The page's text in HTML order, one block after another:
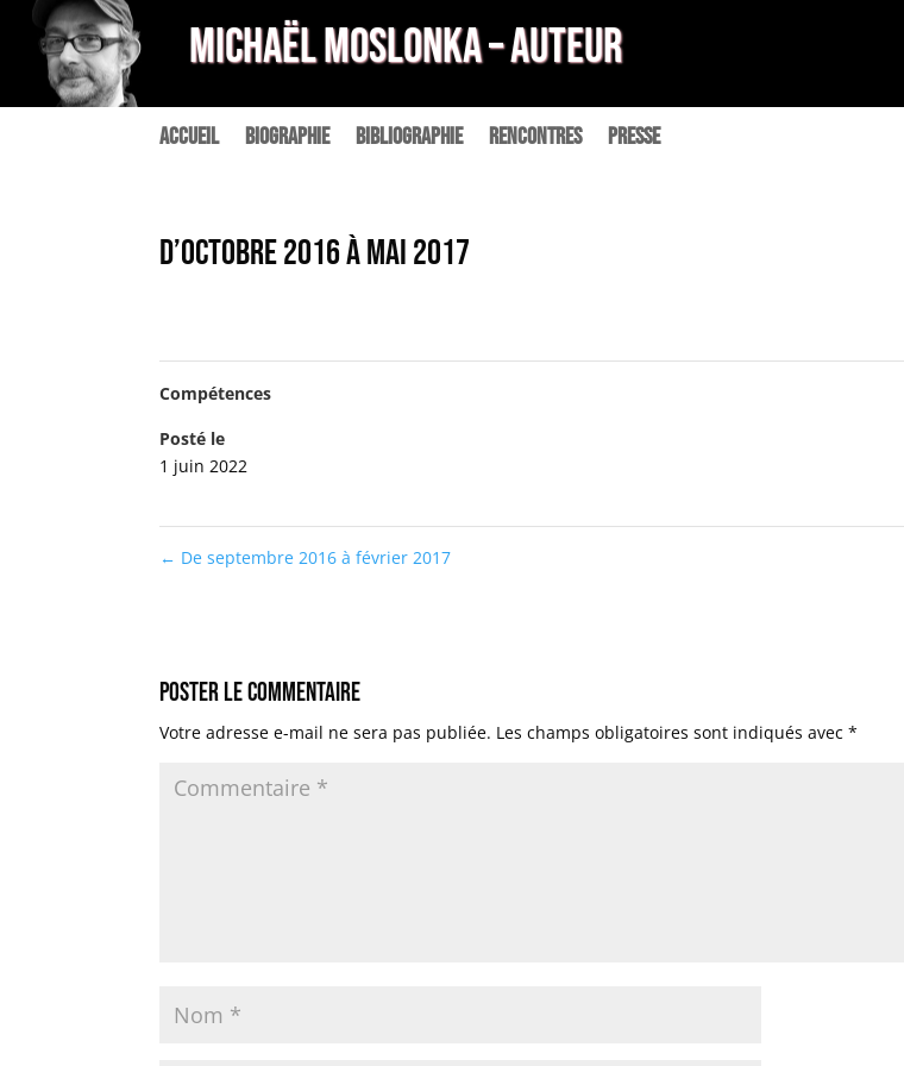
MICHAËL MOSLONKA – Auteur
Accueil Biographie Bibliographie Rencontres Presse
D’octobre 2016 à mai 2017
Compétences
Posté le
1 juin 2022
← De septembre 2016 à février 2017
Poster le commentaire
Votre adresse e-mail ne sera pas publiée. Les champs obligatoires sont indiqués avec*